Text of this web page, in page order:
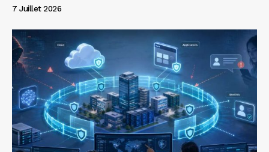
7 Juillet 2026